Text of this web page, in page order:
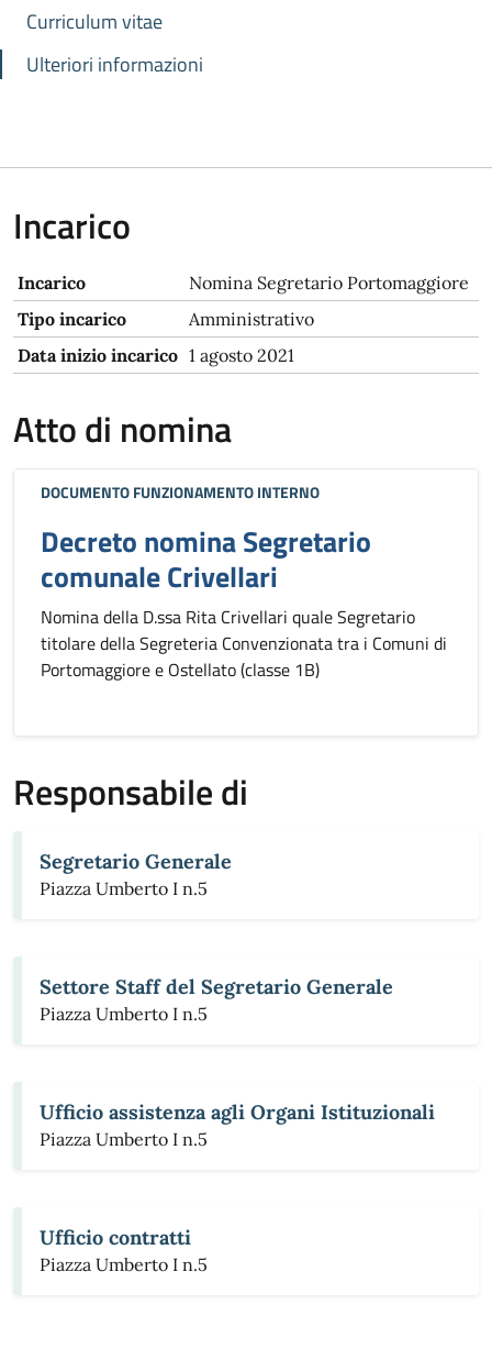
Curriculum vitae
Ulteriori informazioni
Incarico
Incarico
Nomina Segretario Portomaggiore
Tipo incarico
Amministrativo
Data inizio incarico 1 agosto 2021
Atto di nomina
DOCUMENTO FUNZIONAMENTO INTERNO
Decreto nomina Segretario
comunale Crivellari
Nomina della D.ssa Rita Crivellari quale Segretario
titolare della Segreteria Convenzionata tra i Comuni di
Portomaggiore e Ostellato (classe 1B)
Responsabile di
Segretario Generale
Piazza Umberto I n.5
Settore Staff del Segretario Generale
Piazza Umberto I n.5
Ufficio assistenza agli Organi Istituzionali
Piazza Umberto I n.5
Ufficio contratti
Piazza Umberto I n.5